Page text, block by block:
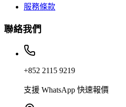
服務條款
聯絡我們
+852 2115 9219
支援 WhatsApp 快速報價